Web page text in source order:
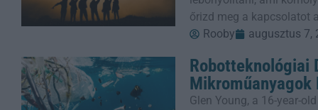
őrizd meg a kapcsolatot
Rooby
augusztus 7,
Robotteknológiai
Mikroműanyagok
Glen Young, a 16-year-